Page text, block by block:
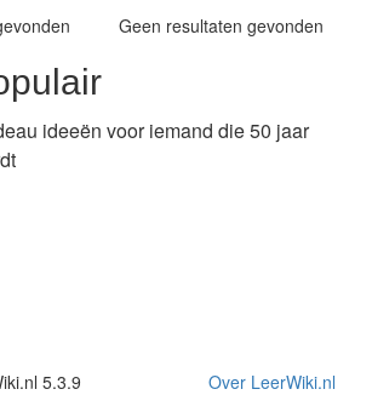
Geen resultaten gevonden
ideeën voor iemand die 50 jaar
Over LeerWiki.nl
5.3.9